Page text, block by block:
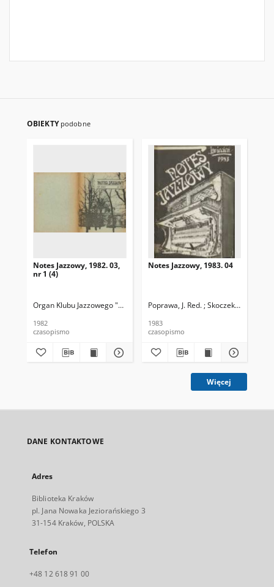
OBIEKTY podobne
Notes Jazzowy, 1982. 03,
nr 1 (4)
Organ Klubu Jazzowego "Rotunda" Skoczek, T. Red.
1982
czasopismo
Notes Jazzowy, 1983. 04
Poprawa, J. Red. ; Skoczek T. Red.
1983
czasopismo
Więcej
DANE KONTAKTOWE
Adres
Biblioteka Kraków
pl. Jana Nowaka Jeziorańskiego 3
31-154 Kraków, POLSKA
Telefon
+48 12 618 91 00